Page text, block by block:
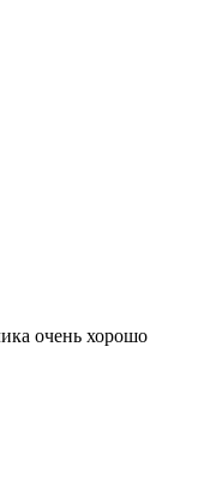
очень хорошо